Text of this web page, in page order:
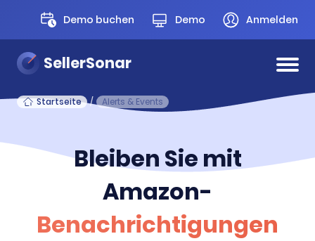
Demo buchen Demo Anmelden
SellerSonar
Startseite / Alerts & Events
Bleiben Sie mit
Amazon-
Benachrichtigungen